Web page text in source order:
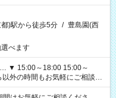
)駅から徒歩5分 / 豊島園(西
べます